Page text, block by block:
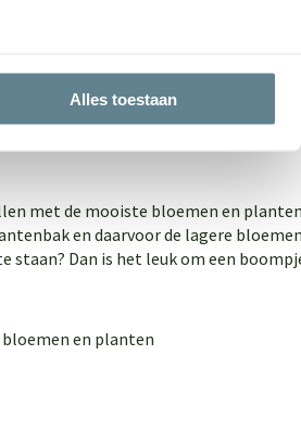
Alles toestaan
formaten. Wil je een grote
kun je
en het modulaire systeem is dat
of wanneer je een grote boom
met de mooiste bloemen en
en daarvoor de lagere
Dan is het leuk om een
bloemen en planten